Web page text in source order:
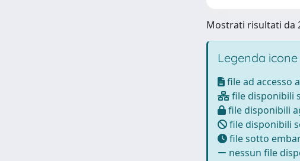
Mostrati risultati da
Legenda icone
file ad accesso
file disponibili
file disponibili
file disponibili
file sotto
nessun file